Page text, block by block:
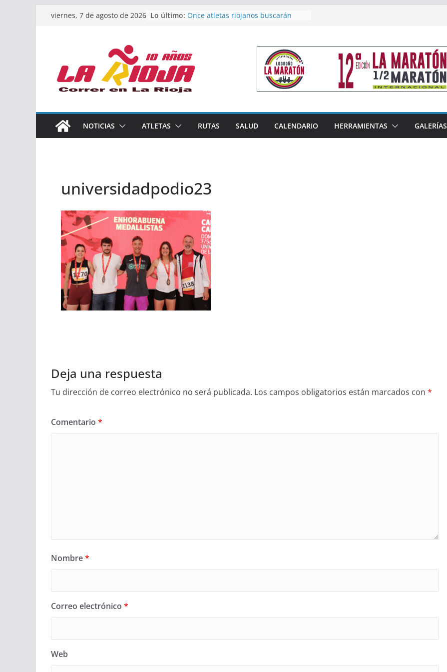
Saltarviernes, 7 de agosto de 2026 Lo último: Once atletas riojanos buscarán
Un bronce en 4×400 y tres puestos
de finalista cierran la participación
riojana en en Nacional de Málaga
El equipo femenino del Tritones
Rioja alcanza el podio nacional de
Acuatlón en Calahorra
España absoluto en Disco
Calahorra acoge este fin de semana
NOTICIAS ATLETAS RUTAS SALUD CALENDARIO HERRAMIENTAS GALERÍAS
universidadpodio23
Deja una respuesta
Tu dirección de correo electrónico no será publicada. Los campos obligatorios están marcados con *
Comentario *
Nombre*
Correo electrónico *
Web